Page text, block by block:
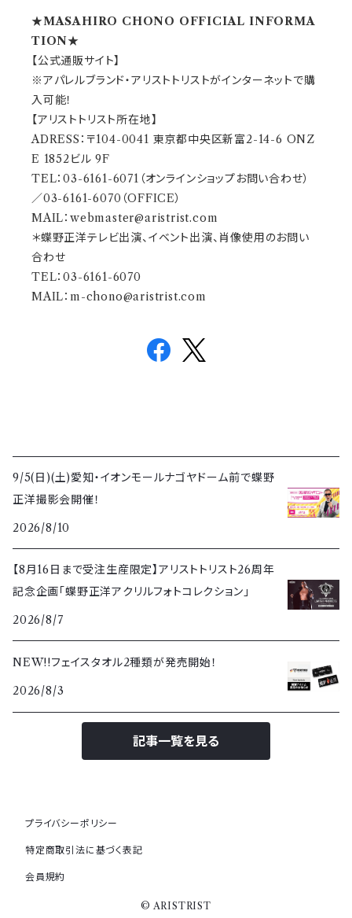
★MASAHIRO CHONO OFFICIAL INFORMA
TION★
【公式通販サイト】
※アパレルブランド・アリストトリストがインターネットで購
入可能！
【アリストトリスト所在地】
ADRESS：〒104-0041 東京都中央区新富2-14-6 ONZ
E 1852ビル 9F
TEL：03-6161-6071（オンラインショップお問い合わせ）
／03-6161-6070（OFFICE）
MAIL： webmaster@aristrist.com
＊蝶野正洋テレビ出演、イベント出演、肖像使用のお問い
合わせ
TEL：03-6161-6070
MAIL： m-chono@aristrist.com
9/5(日)(土)愛知・イオンモールナゴヤドーム前で蝶野
正洋撮影会開催！
2026/8/10
【8月16日まで受注生産限定】アリストトリスト26周年
記念企画「蝶野正洋アクリルフォトコレクション」
2026/8/7
NEW!!フェイスタオル2種類が発売開始！
2026/8/3
記事一覧を見る
プライバシーポリシー
特定商取引法に基づく表記
会員規約
© ARISTRIST